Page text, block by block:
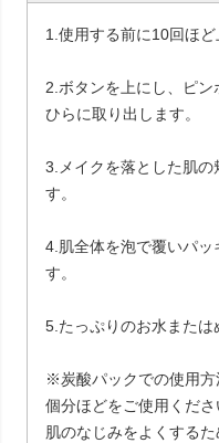
1.使用する前に10回ほど
2.ボタンを上にし、ピ
ひらに取り出します。
3.メイクを落とした肌の
す。
4.肌全体を泡で覆いパッ
す。
5.たっぷりのお水または
※炭酸パックでの使用方
個分ほどをご使用くださ
肌のなじみをよくする